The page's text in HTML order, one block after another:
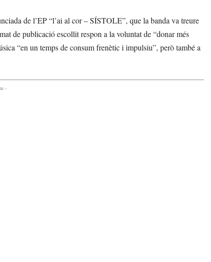
de l’EP “l’ai al cor – SÍSTOLE”, que la banda va treure
de publicació escollit respon a la voluntat de “donar més
“en un temps de consum frenètic i impulsiu”, però també a
-